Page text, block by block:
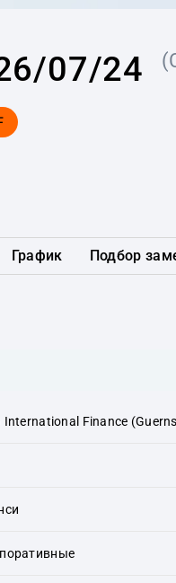
07/24
График Подбор
International Finance